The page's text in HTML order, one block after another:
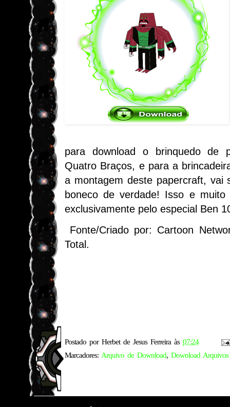
para download o brinquedo de
Quatro Braços, e para a
a montagem deste papercraft, vai
boneco de verdade! Isso e muito
exclusivamente pelo especial Ben
Fonte/Criado por: Cartoon
Total.
Postado por Herbet de Jesus Ferreira às 07:24
Marcadores: Arquivo de Download, Download Arquivos